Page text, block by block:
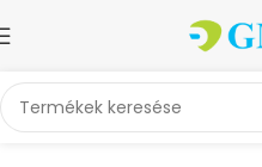
Kezdőlap Akciók